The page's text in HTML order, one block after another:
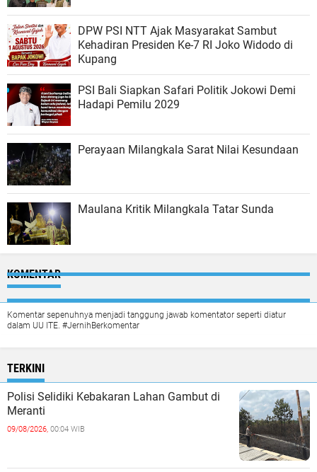
DPW PSI NTT Ajak Masyarakat Sambut
Kehadiran Presiden Ke-7 RI Joko Widodo di
Kupang
PSI Bali Siapkan Safari Politik Jokowi Demi
Hadapi Pemilu 2029
Perayaan Milangkala Sarat Nilai Kesundaan
Maulana Kritik Milangkala Tatar Sunda
KOMENTAR
Komentar sepenuhnya menjadi tanggung jawab komentator seperti diatur
dalam UU ITE. #JernihBerkomentar
TERKINI
Polisi Selidiki Kebakaran Lahan Gambut di
Meranti
09/08/2026, 00:04 WIB